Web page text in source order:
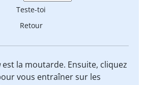
Teste-toi
Retour
est la moutarde. Ensuite, cliquez
vous entraîner sur les